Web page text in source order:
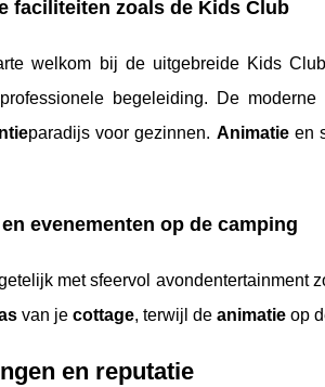
faciliteiten zoals de Kids Club
welkom bij de uitgebreide Kids
begeleiding. De
paradijs voor gezinnen. Animatieen
evenementen op de camping
met sfeervol avondentertainment
van je cottage, terwijl de animatie op
en reputatie